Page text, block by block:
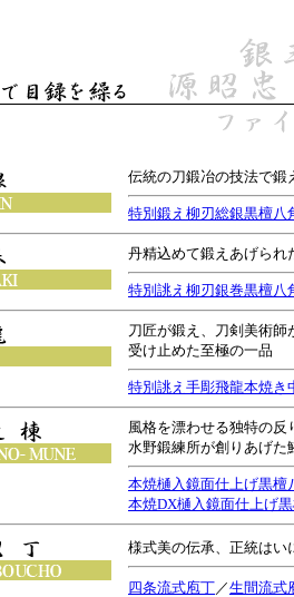
伝統の刀鍛冶の技法で鍛
特別鍛え柳刃総銀黒檀八
丹精込めて鍛えあげられ
特別誂え柳刃銀巻黒檀八
刀匠が鍛え、刀剣美術
受け止めた至極の一品
特別誂え手彫飛龍本焼き
風格を漂わせる独特の反
水野鍛練所が創りあげた
本焼樋入鏡面仕上げ黒檀
本焼DX樋入鏡面仕上げ
様式美の伝承、正統はい
四条流式庖丁／生間流式